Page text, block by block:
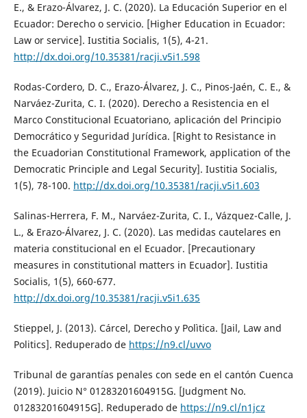
E., & Erazo-Álvarez, J. C. (2020). La Educación Superior en el
Ecuador: Derecho o servicio. [Higher Education in Ecuador:
Law or service]. Iustitia Socialis, 1(5), 4-21.
http://dx.doi.org/10.35381/racji.v5i1.598
Rodas-Cordero, D. C., Erazo-Álvarez, J. C., Pinos-Jaén, C. E., &
Narváez-Zurita, C. I. (2020). Derecho a Resistencia en el
Marco Constitucional Ecuatoriano, aplicación del Principio
Democrático y Seguridad Jurídica. [Right to Resistance in
the Ecuadorian Constitutional Framework, application of the
Democratic Principle and Legal Security]. Iustitia Socialis,
1(5), 78-100. http://dx.doi.org/10.35381/racji.v5i1.603
Salinas-Herrera, F. M., Narváez-Zurita, C. I., Vázquez-Calle, J.
L., & Erazo-Álvarez, J. C. (2020). Las medidas cautelares en
materia constitucional en el Ecuador. [Precautionary
measures in constitutional matters in Ecuador]. Iustitia
Socialis, 1(5), 660-677.
http://dx.doi.org/10.35381/racji.v5i1.635
Stieppel, J. (2013). Cárcel, Derecho y Polìtica. [Jail, Law and
Politics]. Reduperado de https://n9.cl/uvvo
Tribunal de garantías penales con sede en el cantón Cuenca
(2019). Juicio N° 01283201604915G. [Judgment No.
01283201604915G]. Reduperado de https://n9.cl/n1jcz